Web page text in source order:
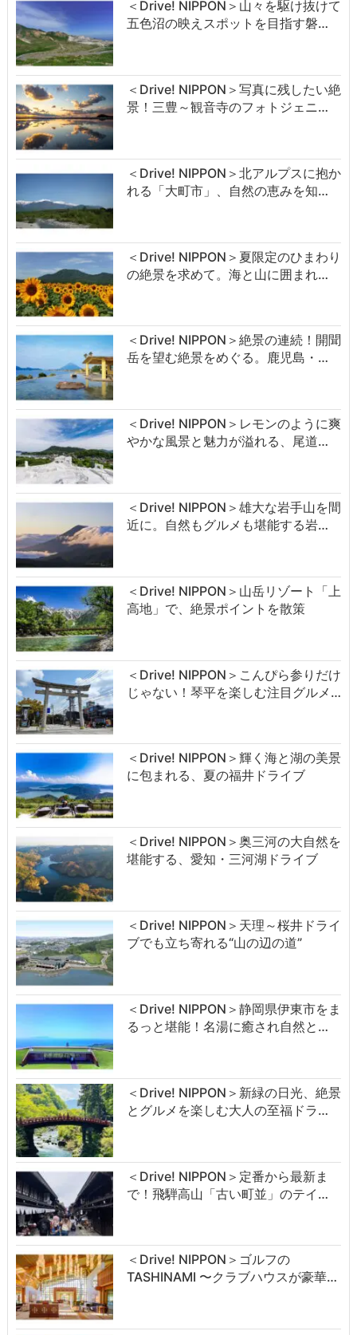
＜Drive! NIPPON＞山々を駆け抜けて
五色沼の映えスポットを目指す磐…
＜Drive! NIPPON＞写真に残したい絶
景！三豊～観音寺のフォトジェニ…
＜Drive! NIPPON＞北アルプスに抱か
れる「大町市」、自然の恵みを知…
＜Drive! NIPPON＞夏限定のひまわり
の絶景を求めて。海と山に囲まれ…
＜Drive! NIPPON＞絶景の連続！開聞
岳を望む絶景をめぐる。鹿児島・…
＜Drive! NIPPON＞レモンのように爽
やかな風景と魅力が溢れる、尾道…
＜Drive! NIPPON＞雄大な岩手山を間
近に。自然もグルメも堪能する岩…
＜Drive! NIPPON＞山岳リゾート「上
高地」で、絶景ポイントを散策
＜Drive! NIPPON＞こんぴら参りだけ
じゃない！琴平を楽しむ注目グルメ…
＜Drive! NIPPON＞輝く海と湖の美景
に包まれる、夏の福井ドライブ
＜Drive! NIPPON＞奥三河の大自然を
堪能する、愛知・三河湖ドライブ
＜Drive! NIPPON＞天理～桜井ドライ
ブでも立ち寄れる“山の辺の道”
＜Drive! NIPPON＞静岡県伊東市をま
るっと堪能！名湯に癒され自然と…
＜Drive! NIPPON＞新緑の日光、絶景
とグルメを楽しむ大人の至福ドラ…
＜Drive! NIPPON＞定番から最新ま
で！飛騨高山「古い町並」のテイ…
＜Drive! NIPPON＞ゴルフの
TASHINAMI 〜クラブハウスが豪華…